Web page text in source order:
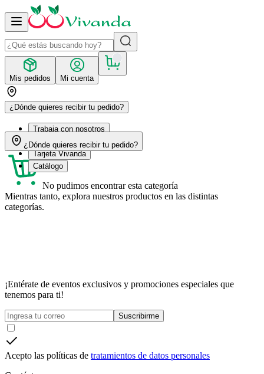
Mis pedidos Mi cuenta
¿Dónde quieres recibir tu pedido?
Trabaja con nosotros
Recetas
Tarjeta Vivanda
Catálogo
¿Dónde quieres recibir tu pedido?
No pudimos encontrar esta categoría
Mientras tanto, explora nuestros productos en las distintas
categorías.
¡Entérate de eventos exclusivos y promociones especiales que
tenemos para ti!
Suscribirme
Acepto las políticas de tratamientos de datos personales